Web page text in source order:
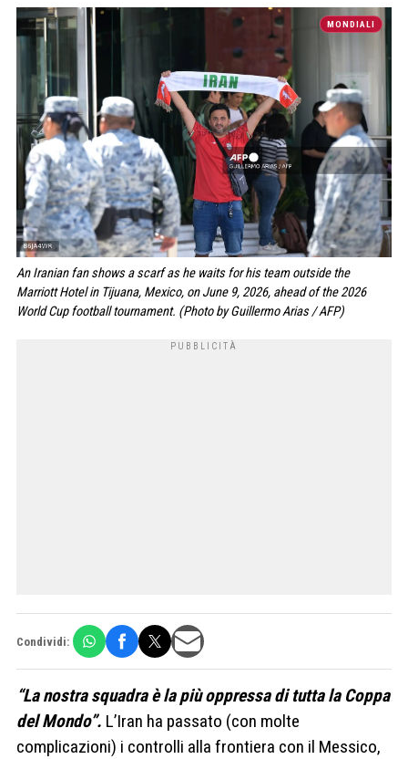
MONDIALI
An Iranian fan shows a scarf as he waits for his team outside the
Marriott Hotel in Tijuana, Mexico, on June 9, 2026, ahead of the 2026
World Cup football tournament. (Photo by Guillermo Arias / AFP)
Condividi:
“La nostra squadra è la più oppressa di tutta la Coppa
del Mondo”. L’Iran ha passato (con molte
complicazioni) i controlli alla frontiera con il Messico,